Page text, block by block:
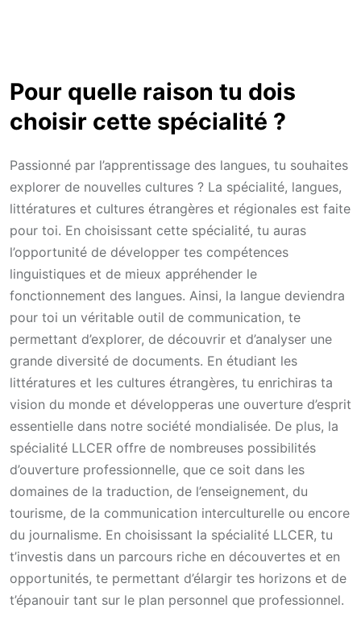
Pour quelle raison tu dois
choisir cette spécialité ?
Passionné par l’apprentissage des langues, tu souhaites
explorer de nouvelles cultures ? La spécialité, langues,
littératures et cultures étrangères et régionales est faite
pour toi. En choisissant cette spécialité, tu auras
l’opportunité de développer tes compétences
linguistiques et de mieux appréhender le
fonctionnement des langues. Ainsi, la langue deviendra
pour toi un véritable outil de communication, te
permettant d’explorer, de découvrir et d’analyser une
grande diversité de documents. En étudiant les
littératures et les cultures étrangères, tu enrichiras ta
vision du monde et développeras une ouverture d’esprit
essentielle dans notre société mondialisée. De plus, la
spécialité LLCER offre de nombreuses possibilités
d’ouverture professionnelle, que ce soit dans les
domaines de la traduction, de l’enseignement, du
tourisme, de la communication interculturelle ou encore
du journalisme. En choisissant la spécialité LLCER, tu
t’investis dans un parcours riche en découvertes et en
opportunités, te permettant d’élargir tes horizons et de
t’épanouir tant sur le plan personnel que professionnel.